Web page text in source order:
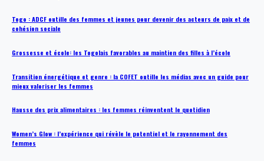
Togo : ADCF outille des femmes et jeunes pour devenir des acteurs de paix et de
cohésion sociale
Grossesse et école: les Togolais favorables au maintien des filles à l’école
Transition énergétique et genre : la COFET outille les médias avec un guide pour
mieux valoriser les femmes
Hausse des prix alimentaires : les femmes réinventent le quotidien
Women’s Glow : l’expérience qui révèle le potentiel et le rayonnement des
femmes